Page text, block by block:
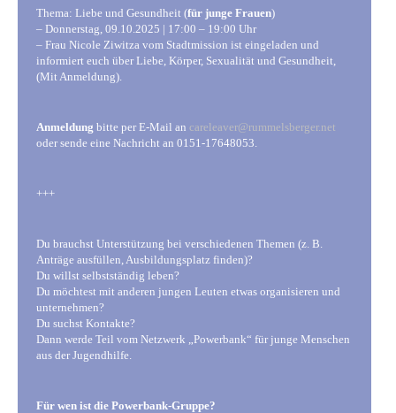
Thema: Liebe und Gesundheit (für junge Frauen)
– Donnerstag, 09.10.2025 | 17:00 – 19:00 Uhr
– Frau Nicole Ziwitza vom Stadtmission ist eingeladen und
informiert euch über Liebe, Körper, Sexualität und Gesundheit,
(Mit Anmeldung).
Anmeldung bitte per E-Mail an careleaver@rummelsberger.net
oder sende eine Nachricht an 0151-17648053.
+++
Du brauchst Unterstützung bei verschiedenen Themen (z. B.
Anträge ausfüllen, Ausbildungsplatz finden)?
Du willst selbstständig leben?
Du möchtest mit anderen jungen Leuten etwas organisieren und
unternehmen?
Du suchst Kontakte?
Dann werde Teil vom Netzwerk „Powerbank“ für junge Menschen
aus der Jugendhilfe.
Für wen ist die Powerbank-Gruppe?